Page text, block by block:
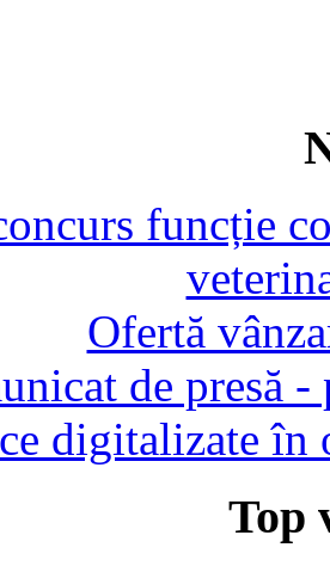
funcție
Ofertă
de presă
digitalizate în
Top